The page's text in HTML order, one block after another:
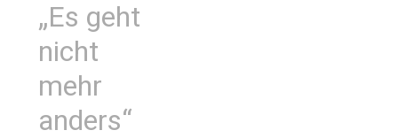
„Es geht
nicht
mehr
anders“